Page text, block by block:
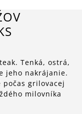
Tenká, ostrá,
jeho nakrájanie.
počas grilovacej
milovníka